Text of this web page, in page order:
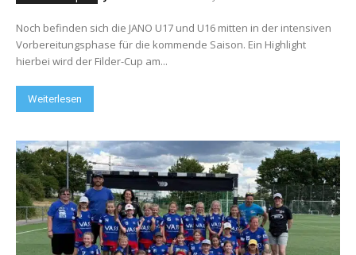
Noch befinden sich die JANO U17 und U16 mitten in der intensiven
Vorbereitungsphase für die kommende Saison. Ein Highlight
hierbei wird der Filder-Cup am...
Weiterlesen